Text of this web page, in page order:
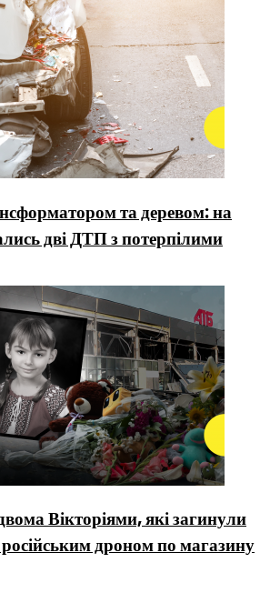
та деревом: на
дві ДТП з потерпілими
Вікторіями, які загинули
дроном по магазину